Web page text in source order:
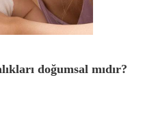
doğumsal mıdır?